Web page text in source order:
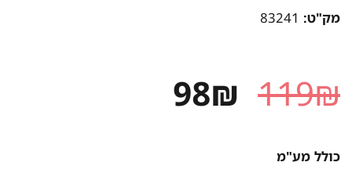
מק"ט:83241
119₪ המחיר
98₪ המחיר
כולל מע"מ